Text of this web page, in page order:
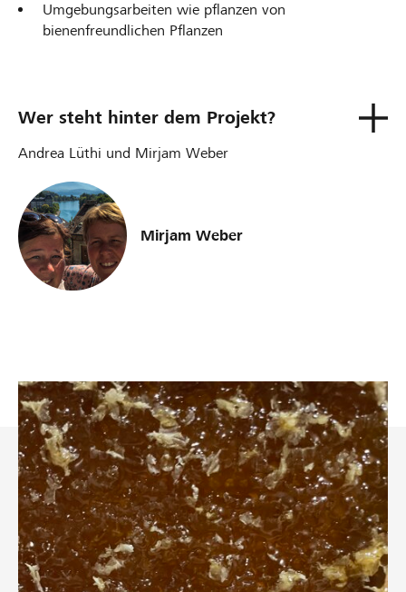
Umgebungsarbeiten wie pflanzen von
bienenfreundlichen Pflanzen
Wer steht hinter dem Projekt?
Andrea Lüthi und Mirjam Weber
Mirjam Weber